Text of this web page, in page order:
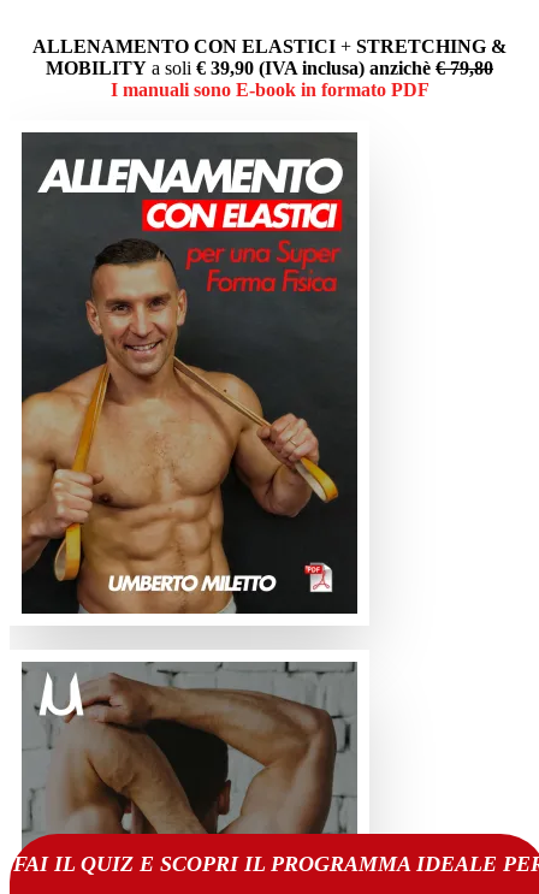
ALLENAMENTO CON ELASTICI + STRETCHING &
MOBILITY a soli € 39,90 (IVA inclusa) anzichè € 79,80
I manuali sono E-book in formato PDF
FAI IL QUIZ E SCOPRI IL PROGRAMMA IDEALE